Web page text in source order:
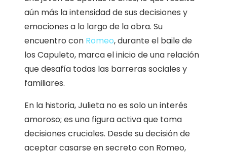
aún más la intensidad de sus decisiones y
emociones a lo largo de la obra. Su
encuentro con Romeo, durante el baile de
los Capuleto, marca el inicio de una relación
que desafía todas las barreras sociales y
familiares.
En la historia, Julieta no es solo un interés
amoroso; es una figura activa que toma
decisiones cruciales. Desde su decisión de
aceptar casarse en secreto con Romeo,